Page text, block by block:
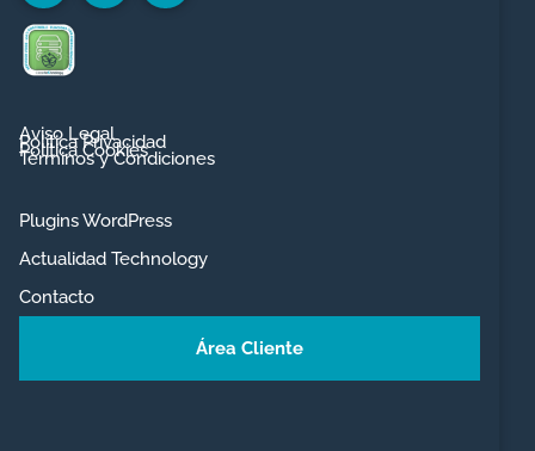
Aviso Legal
Política Privacidad
Política Cookies
Términos y Condiciones
Plugins WordPress
Actualidad Technology
Contacto
Área Cliente